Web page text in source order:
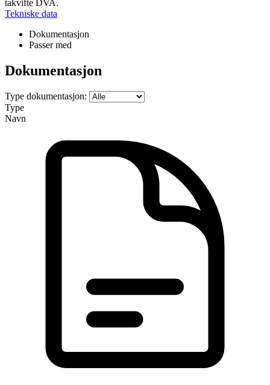
takvifte DVA.
Tekniske data
Dokumentasjon
Passer med
Dokumentasjon
Type dokumentasjon:
Type
Navn